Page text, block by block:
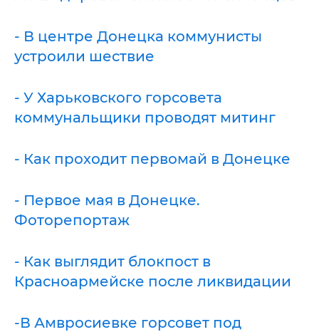
- В центре Донецка коммунисты
устроили шествие
- У Харьковского горсовета
коммунальщики проводят митинг
- Как проходит первомай в Донецке
- Первое мая в Донецке.
Фоторепортаж
- Как выглядит блокпост в
Красноармейске после ликвидации
-В Амвросиевке горсовет под